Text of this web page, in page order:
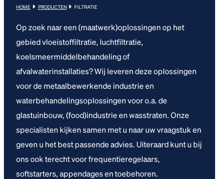
HOME PRODUCTEN FILTRATIE
Op zoek naar een (maatwerk)oplossingen op het
gebied vloeistoffiltratie, luchtfiltratie,
koelsmeermiddelbehandeling of
afvalwaterinstallaties? Wij leveren deze oplossingen
voor de metaalbewerkende industrie en
waterbehandelingsoplossingen voor o.a. de
glastuinbouw, (food)industrie en wasstraten. Onze
specialisten kijken samen met u naar uw vraagstuk en
geven u het best passende advies. Uiteraard kunt u bij
ons ook terecht voor frequentieregelaars,
softstarters, appendages en toebehoren.